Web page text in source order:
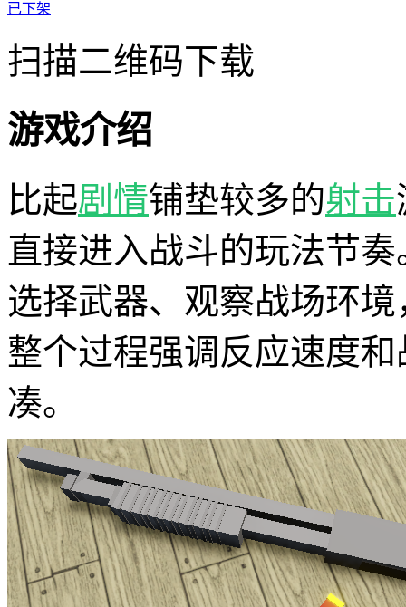
已下架
扫描二维码下载
游戏介绍
比起剧情铺垫较多的射击
直接进入战斗的玩法节
选择武器、观察战场环
整个过程强调反应速度
凑。